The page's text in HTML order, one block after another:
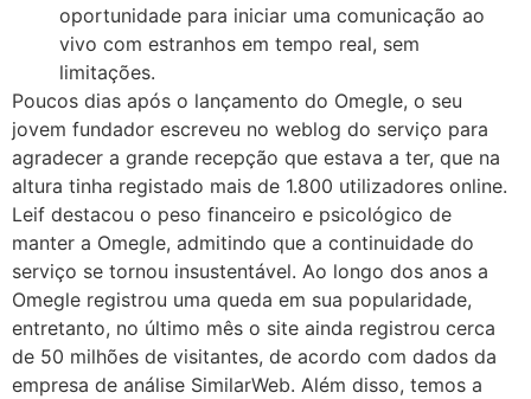
oportunidade para iniciar uma comunicação ao
vivo com estranhos em tempo real, sem
limitações.
Poucos dias após o lançamento do Omegle, o seu
jovem fundador escreveu no weblog do serviço para
agradecer a grande recepção que estava a ter, que na
altura tinha registado mais de 1.800 utilizadores online.
Leif destacou o peso financeiro e psicológico de
manter a Omegle, admitindo que a continuidade do
serviço se tornou insustentável. Ao longo dos anos a
Omegle registrou uma queda em sua popularidade,
entretanto, no último mês o site ainda registrou cerca
de 50 milhões de visitantes, de acordo com dados da
empresa de análise SimilarWeb. Além disso, temos a